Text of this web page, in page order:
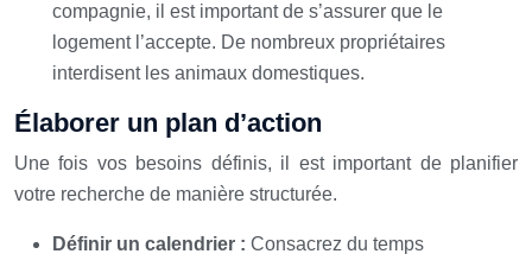
compagnie, il est important de s’assurer que le
logement l’accepte. De nombreux propriétaires
interdisent les animaux domestiques.
Élaborer un plan d’action
Une fois vos besoins définis, il est important de planifier
votre recherche de manière structurée.
Définir un calendrier : Consacrez du temps